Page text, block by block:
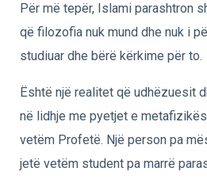
Për më tepër, Islami parashtron
që filozofia nuk mund dhe nuk i
studiuar dhe bërë kërkime për to.
Është një realitet që udhëzuesit
në lidhje me pyetjet e
vetëm Profetë. Një person pa
jetë vetëm student pa marrë